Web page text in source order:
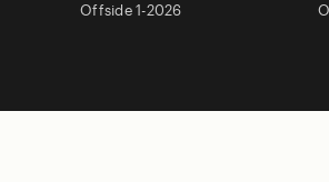
Offside 1-2026